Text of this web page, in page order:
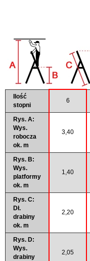
Ilość
stopni
6
Rys. A:
Wys.
robocza
ok. m
3,40
Rys. B:
Wys.
platformy
ok. m
1,40
Rys. C:
Dł.
drabiny
ok. m
2,20
Rys. D:
Wys.
drabiny
2,05